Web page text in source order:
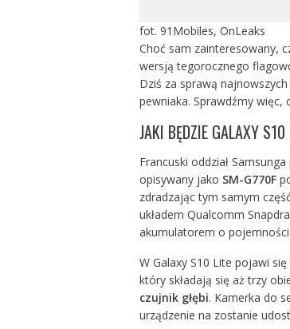
fot. 91Mobiles, OnLeaks
Choć sam zainteresowany,
wersją tegorocznego
Dziś za sprawą
pewniaka. Sprawdźmy
JAKI BĘDZIE GALAXY
Francuski oddział
opisywany jako SM-G770F
zdradzając tym samym
układem Qualcomm
akumulatorem o pojemności
W Galaxy S10 Lite pojawi
który składają się aż trzy
czujnik głębi. Kamerka do
urządzenie na zostanie